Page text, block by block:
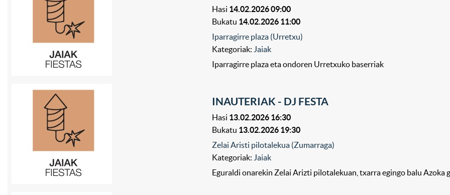
Hasi 14.02.2026 09:00
Bukatu 14.02.2026 11:00
Iparragirre plaza (Urretxu)
Kategoriak: Jaiak
Iparragirre plaza eta ondoren Urretxuko baserriak
INAUTERIAK - DJ FESTA
Hasi 13.02.2026 16:30
Bukatu 13.02.2026 19:30
Zelai Aristi pilotalekua (Zumarraga)
Kategoriak: Jaiak
Eguraldi onarekin Zelai Arizti pilotalekuan, txarra egingo balu Azoka